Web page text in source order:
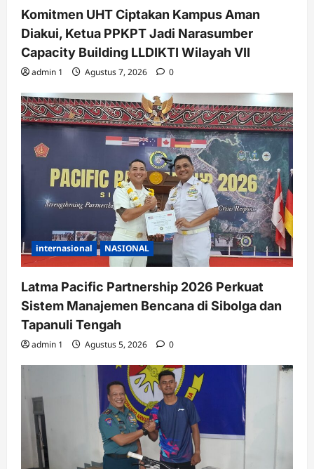
Komitmen UHT Ciptakan Kampus Aman
Diakui, Ketua PPKPT Jadi Narasumber
Capacity Building LLDIKTI Wilayah VII
admin 1 Agustus 7, 2026 0
internasional NASIONAL
Latma Pacific Partnership 2026 Perkuat
Sistem Manajemen Bencana di Sibolga dan
Tapanuli Tengah
admin 1 Agustus 5, 2026 0